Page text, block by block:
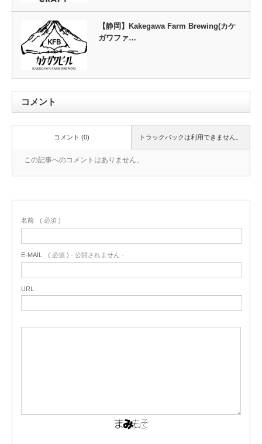
【静岡】Kakegawa Farm Brewing(カケ
ガワファ…
コメント
トラックバックは利用できません。
コメント (0)
この記事へのコメントはありません。
名前 ( 必須 )
E-MAIL ( 必須 ) - 公開されません -
URL